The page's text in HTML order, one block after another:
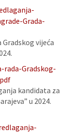
Grada-
vijeća
Gradskog-
kandidata za
u 2024.